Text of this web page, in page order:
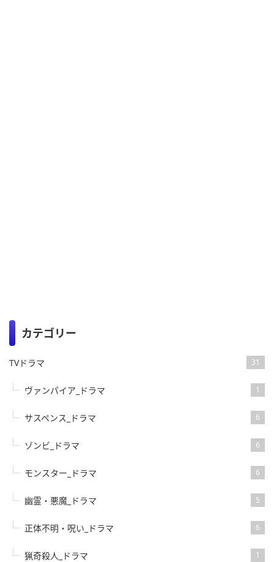
カテゴリー
TVドラマ 31
ヴァンパイア_ドラマ 1
サスペンス_ドラマ 6
ゾンビ_ドラマ 6
モンスター_ドラマ 6
幽霊・悪魔_ドラマ 5
正体不明・呪い_ドラマ 6
猟奇殺人_ドラマ 1